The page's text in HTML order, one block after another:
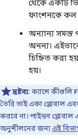
থেকে একটি
ফাংশনকে কল
অন্যান্য সমস্ত
অনন্য।
চিহ্নিত করা
হয়।
দ্রষ্টব্য: ক্যাশে কীগুলি
তৈরি তাই একা গ্লোবাল
করবে না। পাইথন গ্লোবাল
অনুশীলনের জন্য এই